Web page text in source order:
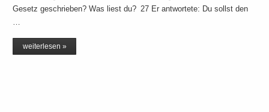
Gesetz geschrieben? Was liest du? 27 Er antwortete: Du sollst den
weiterlesen »